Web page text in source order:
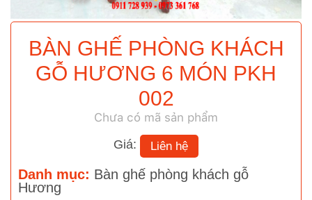
BÀN GHẾ PHÒNG KHÁCH
GỖ HƯƠNG 6 MÓN PKH
002
Chưa có mã sản phẩm
Giá:
Liên hệ
Danh mục: Bàn ghế phòng khách gỗ
Hương